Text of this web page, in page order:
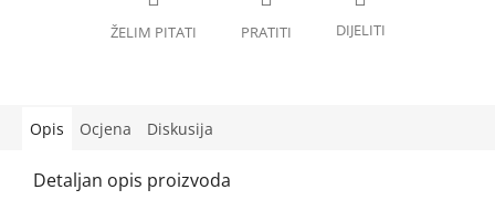
Opis Ocjena Diskusija